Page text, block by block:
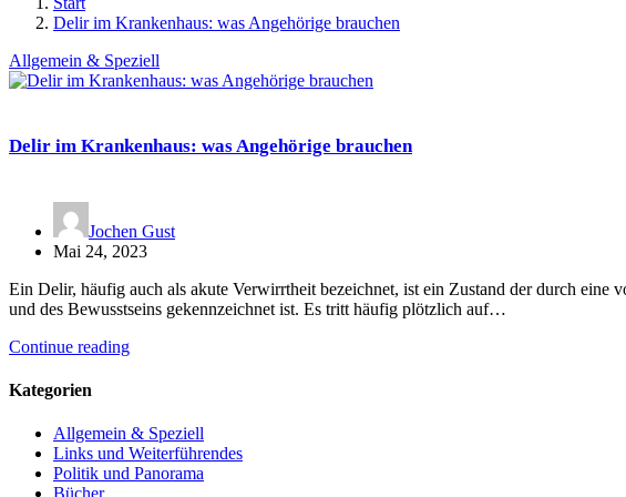
Delir im Krankenhaus: was Angehörige brauchen
Allgemein & Speziell
Delir im Krankenhaus: was Angehörige brauchen
Jochen Gust
Mai 24, 2023
Ein Delir, häufig auch als akute Verwirrtheit bezeichnet, ist ein Zustand der durch eine
und des Bewusstseins gekennzeichnet ist. Es tritt häufig plötzlich auf…
Continue reading
Kategorien
Allgemein & Speziell
Links und Weiterführendes
Politik und Panorama